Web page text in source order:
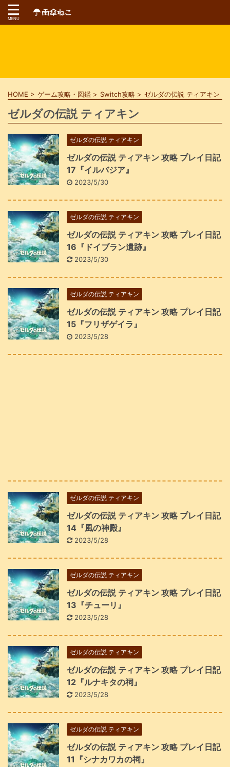
HOME > ゲーム攻略・図鑑 > Switch攻略 > ゼルダの伝説 ティアキン
ゼルダの伝説 ティアキン
ゼルダの伝説 ティアキン
ゼルダの伝説 ティアキン 攻略 プレイ日記
17『イルバジア』
2023/5/30
ゼルダの伝説 ティアキン
ゼルダの伝説 ティアキン 攻略 プレイ日記
16『ドイブラン遺跡』
2023/5/30
ゼルダの伝説 ティアキン
ゼルダの伝説 ティアキン 攻略 プレイ日記
15『フリザゲイラ』
2023/5/28
ゼルダの伝説 ティアキン
ゼルダの伝説 ティアキン 攻略 プレイ日記
14『風の神殿』
2023/5/28
ゼルダの伝説 ティアキン
ゼルダの伝説 ティアキン 攻略 プレイ日記
13『チューリ』
2023/5/28
ゼルダの伝説 ティアキン
ゼルダの伝説 ティアキン 攻略 プレイ日記
12『ルナキタの祠』
2023/5/28
ゼルダの伝説 ティアキン
ゼルダの伝説 ティアキン 攻略 プレイ日記
11『シナカワカの祠』